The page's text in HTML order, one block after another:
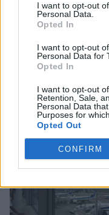
I want to opt-out
Personal Data.
Opted In
I want to opt-out
Personal Data for
Opted In
I want to opt-out
Retention, Sale,
Personal Data
Purposes for
Opted Out
CONFIRM
Петерис
Covid–19